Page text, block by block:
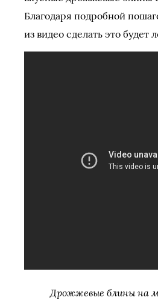
Благодаря подробной
из видео сделать это будет
Дрожжевые блины на